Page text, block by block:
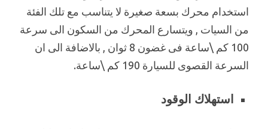
استخدام محرك بسعة صغيرة لا يتناسب مع تلك الفئة
من السيات , ويتسارع المحرك من السكون الى سرعة
100 كم \ساعة فى غضون 8 ثوان , بالاضافة الى ان
السرعة القصوى للسيارة 190 كم \ساعة.
استهلاك الوقود